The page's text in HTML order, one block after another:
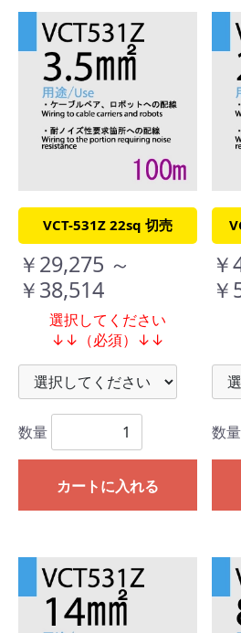
VCT-531Z 22sq 切売
￥29,275 ～
￥38,514
選択してください
↓↓（必須）↓↓
数量
カートに入れる
数量